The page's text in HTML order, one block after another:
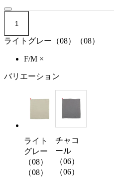
1
ライトグレー（08）（08）
F/M ×
バリエーション
ライト
グレー
（08）
（08）
チャコ
ール
（06）
（06）